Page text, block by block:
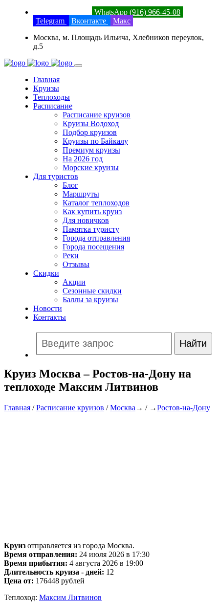
WhatsApp (916) 966-45-08
Telegram
Вконтакте
Макс
Москва, м. Площадь Ильича, Хлебников переулок,
д.5
Главная
Круизы
Теплоходы
Расписание
Расписание круизов
Круизы Водоход
Подбор круизов
Круизы по Байкалу
Премиум круизы
На 2026 год
Морские круизы
Для туристов
Блог
Маршруты
Каталог теплоходов
Как купить круиз
Для новичков
Памятка туристу
Города отправления
Города посещения
Реки
Отзывы
Скидки
Акции
Сезонные скидки
Баллы за круизы
Новости
Контакты
Круиз Москва – Ростов-на-Дону на
теплоходе Максим Литвинов
Главная /Расписание круизов /Москва → / →Ростов-на-Дону
Круиз отправляется из города Москва.
Время отправления: 24 июля 2026 в 17:30
Время прибытия: 4 августа 2026 в 19:00
Длительность круиза - дней: 12
Цена от: 176448 рублей
Теплоход: Максим Литвинов